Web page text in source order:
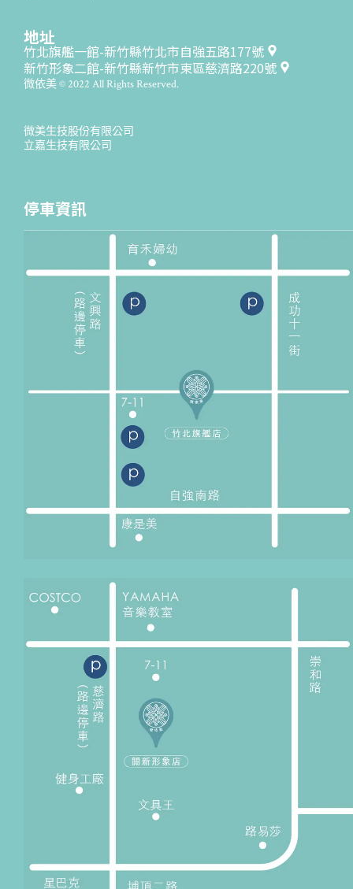
地址
竹北旗艦一館-新竹縣竹北市自強五路177號
新竹形象二館-新竹縣新竹市東區慈濟路220號
微依美 © 2022 All Rights Reserved.
微美生技股份有限公司
立嘉生技有限公司
停車資訊